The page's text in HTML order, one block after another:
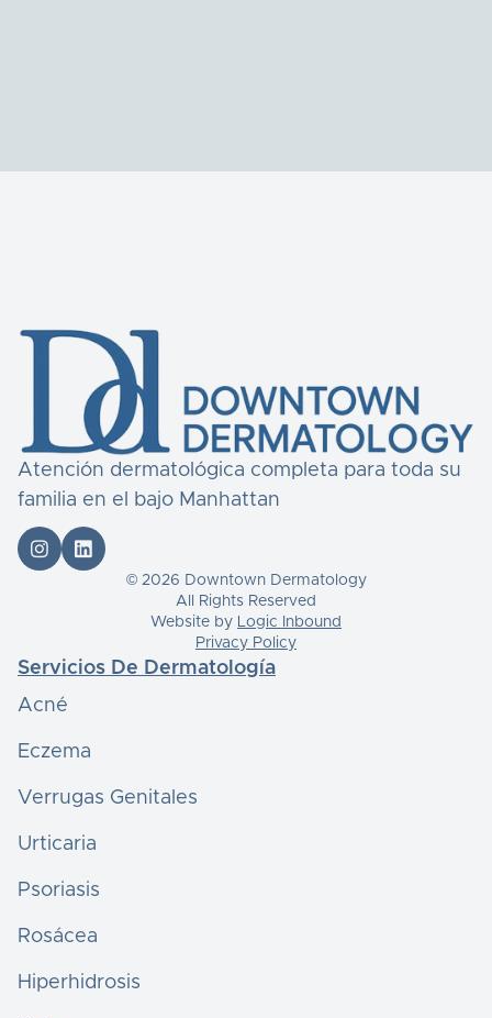
Atención dermatológica completa para toda su
familia en el bajo Manhattan
 
© 2026 Downtown Dermatology
All Rights Reserved
Website by Logic Inbound
Privacy Policy
Servicios De Dermatología
Acné
Eczema
Verrugas Genitales
Urticaria
Psoriasis
Rosácea
Hiperhidrosis